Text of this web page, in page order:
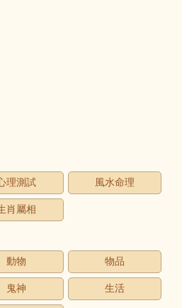
理測試 風水命理
肖屬相
動物 物品
鬼神 生活